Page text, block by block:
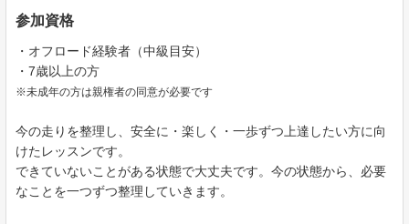
参加資格
・オフロード経験者（中級目安）
・7歳以上の方
※未成年の方は親権者の同意が必要です
今の走りを整理し、安全に・楽しく・一歩ずつ上達したい方に向
けたレッスンです。
できていないことがある状態で大丈夫です。今の状態から、必要
なことを一つずつ整理していきます。